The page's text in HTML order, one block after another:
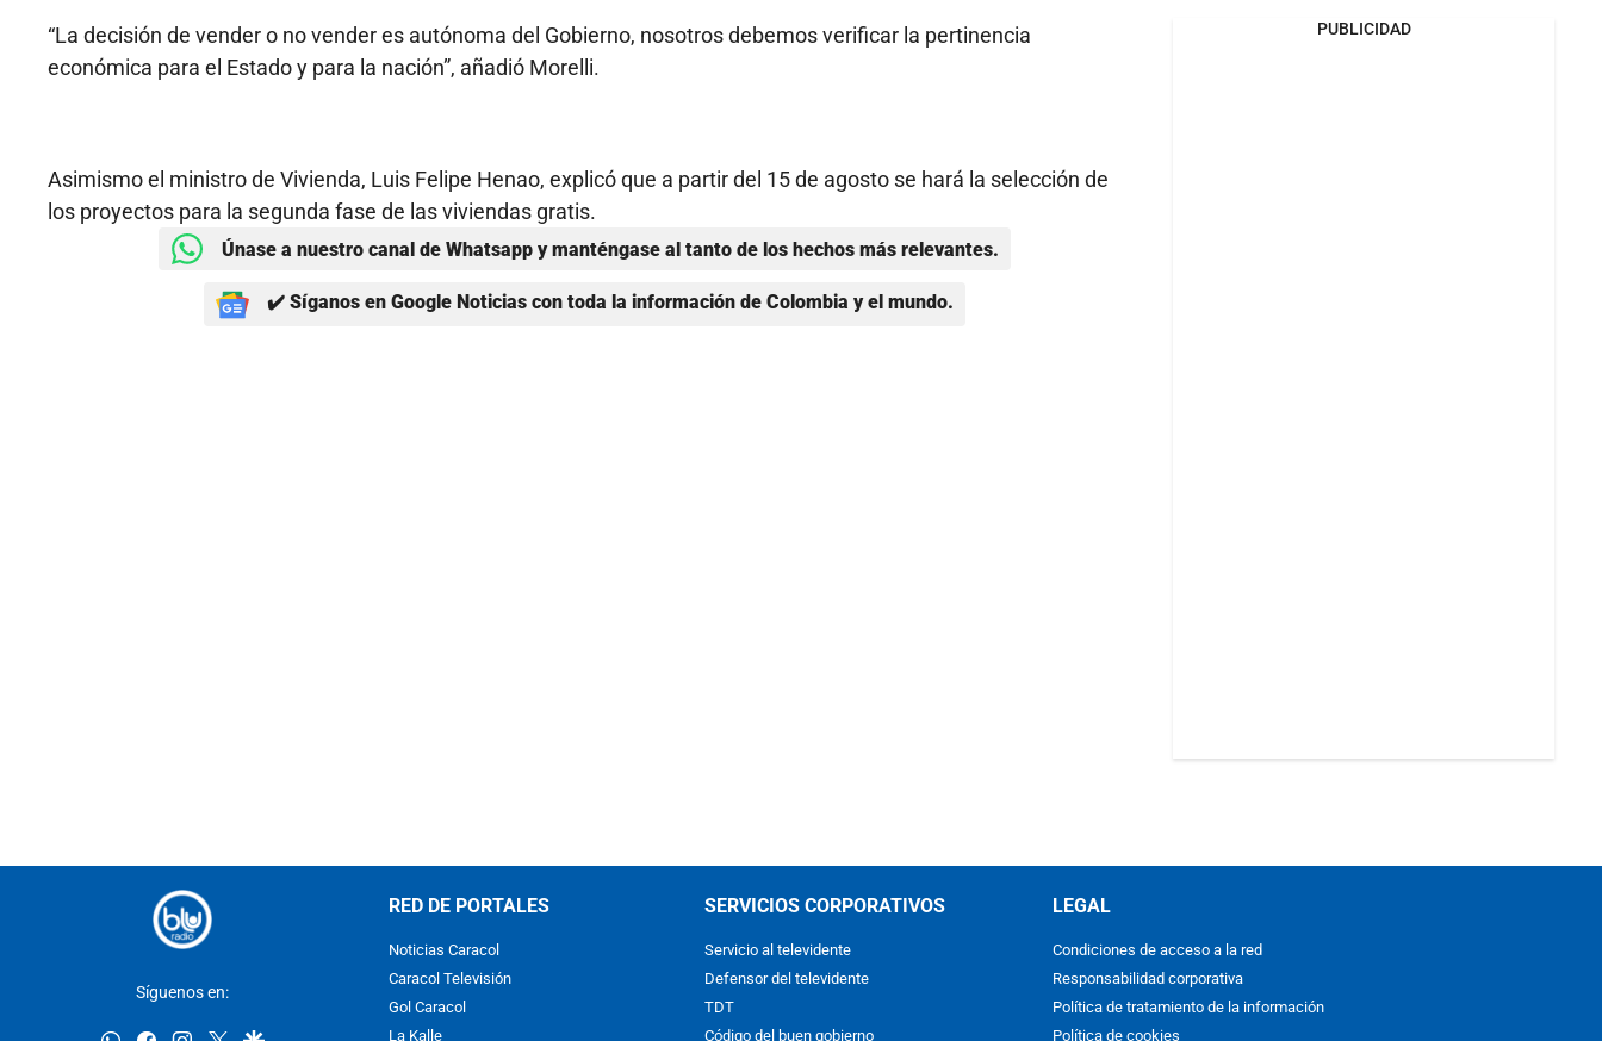
“La decisión de vender o no vender es autónoma del Gobierno, nosotros debemos verificar la pertinencia
económica para el Estado y para la nación”, añadió Morelli.
Asimismo el ministro de Vivienda, Luis Felipe Henao, explicó que a partir del 15 de agosto se hará la selección de
los proyectos para la segunda fase de las viviendas gratis.
Únase a nuestro canal de Whatsapp y manténgase al tanto de los hechos más relevantes.
✔️ Síganos en Google Noticias con toda la información de Colombia y el mundo.
PUBLICIDAD
Síguenos en:
RED DE PORTALES
Noticias Caracol
Caracol Televisión
Gol Caracol
La Kalle
SERVICIOS CORPORATIVOS
Servicio al televidente
Defensor del televidente
TDT
Código del buen gobierno
LEGAL
Condiciones de acceso a la red
Responsabilidad corporativa
Política de tratamiento de la información
Política de cookies